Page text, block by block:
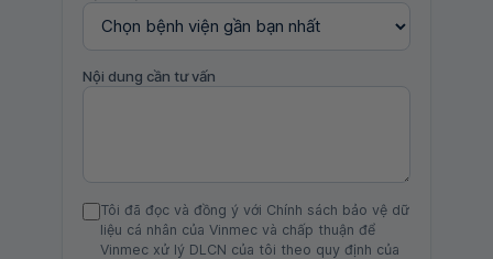
Nội dung cần tư vấn
Tôi đã đọc và đồng ý với Chính sách bảo vệ dữ
liệu cá nhân của Vinmec và chấp thuận để
Vinmec xử lý DLCN của tôi theo quy định của